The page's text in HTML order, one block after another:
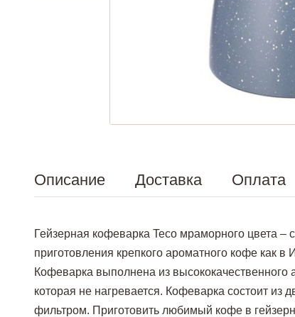
Описание Доставка Оплата
Гейзерная кофеварка Teco мраморного цвета
приготовления крепкого ароматного кофе как в
Кофеварка выполнена из
которая не нагревается. Кофеварка состоит из
фильтром. Приготовить любимый кофе в